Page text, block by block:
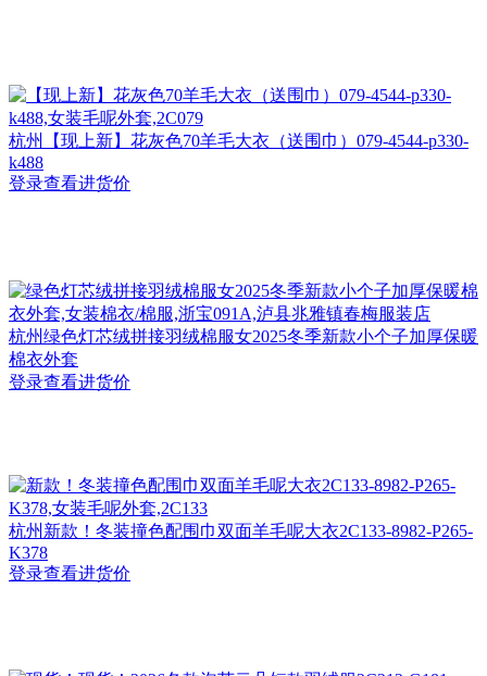
杭州
【现上新】花灰色70羊毛大衣（送围巾）079-4544-p330-
k488
登录查看进货价
杭州绿色灯芯绒拼接羽绒棉服女2025冬季新款小个子加厚保暖
棉衣外套
登录查看进货价
杭州 新款！冬装撞色配围巾双面羊毛呢大衣2C133-8982-P265-
K378
登录查看进货价